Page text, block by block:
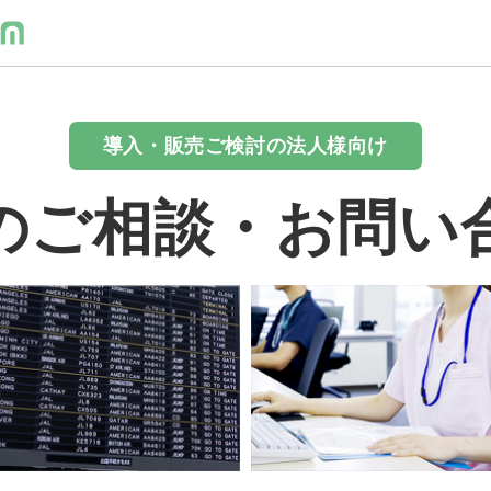
導入・販売ご検討の法人様向け
ご相談・お問い